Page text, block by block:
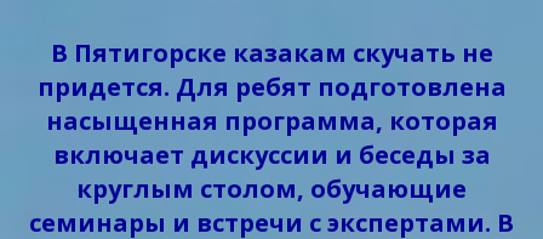
В Пятигорске казакам скучать не
придется. Для ребят подготовлена
насыщенная программа, которая
включает дискуссии и беседы за
круглым столом, обучающие
семинары и встречи с экспертами. В